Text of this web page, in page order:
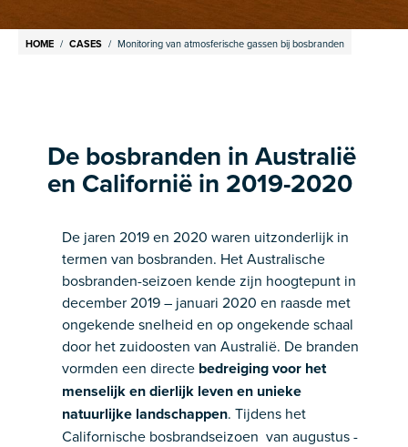
Breadcrumb
HOME CASES Monitoring van atmosferische gassen bij bosbranden
De bosbranden in Australië
en Californië in 2019-2020
De jaren 2019 en 2020 waren uitzonderlijk in
termen van bosbranden. Het Australische
bosbranden-seizoen kende zijn hoogtepunt in
december 2019 – januari 2020 en raasde met
ongekende snelheid en op ongekende schaal
door het zuidoosten van Australië. De branden
vormden een directe bedreiging voor het
menselijk en dierlijk leven en unieke
natuurlijke landschappen. Tijdens het
Californische bosbrandseizoen van augustus -